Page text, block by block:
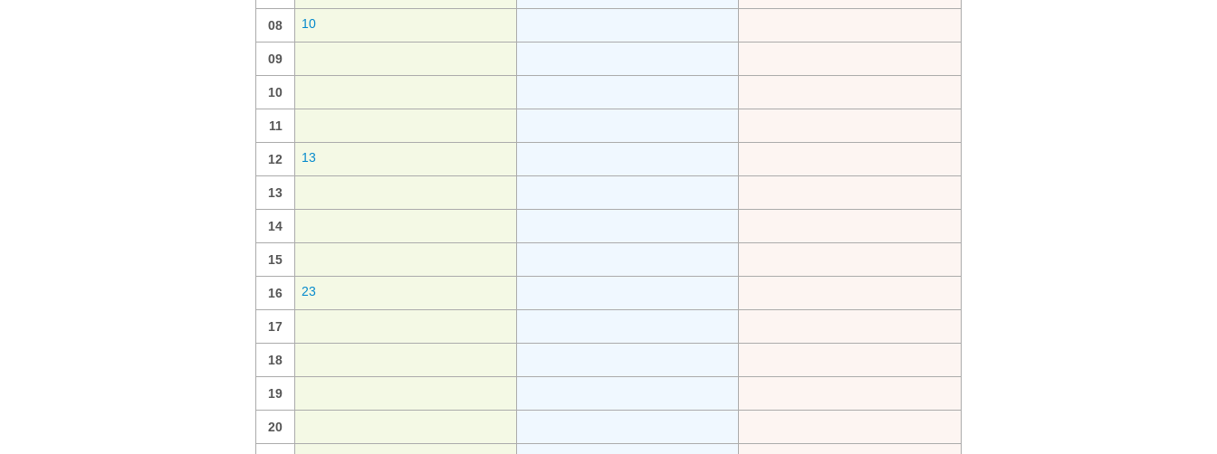
08 10
09
10
11
12 13
13
14
15
16 23
17
18
19
20